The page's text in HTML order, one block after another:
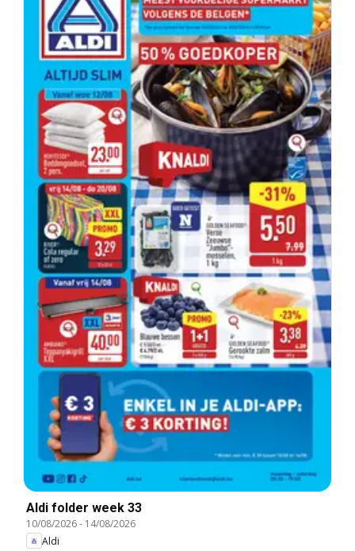
Aldi folder week 33
10/08/2026- 14/08/2026
Aldi